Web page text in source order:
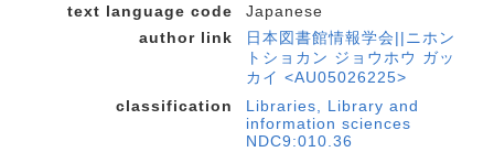
text language code
Japanese
author link
日本図書館情報学会||ニホン
トショカン ジョウホウ ガッ
カイ <AU05026225>
classification
Libraries, Library and
information sciences
NDC9:010.36